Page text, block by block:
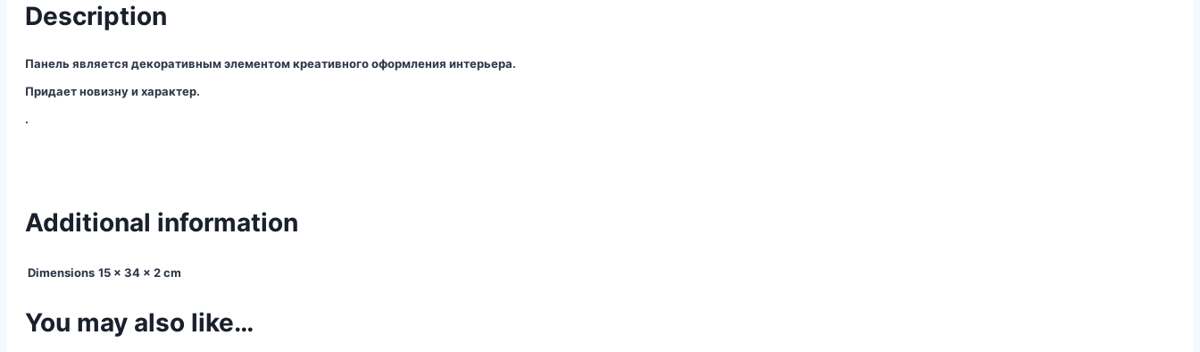
Description
Панель является декоративным элементом креативного оформления интерьера.
Придает новизну и характер.
.
Additional information
Dimensions 15 × 34 × 2 cm
You may also like…